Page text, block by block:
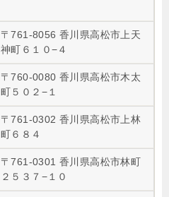
〒761-8056 香川県高松市上天
神町６１０−４
〒760-0080 香川県高松市木太
町５０２−１
〒761-0302 香川県高松市上林
町６８４
〒761-0301 香川県高松市林町
２５３７−１０